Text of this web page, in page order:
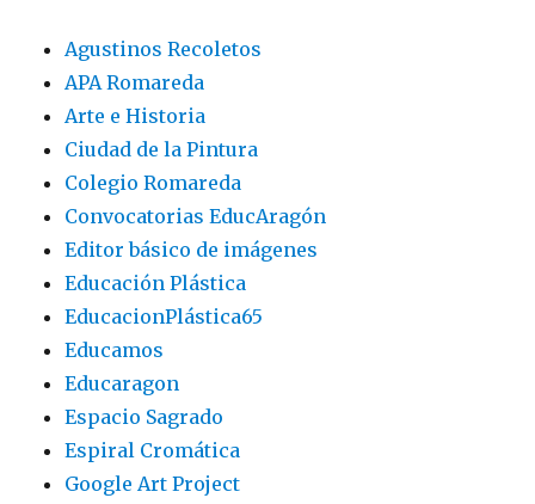
Agustinos Recoletos
APA Romareda
Arte e Historia
Ciudad de la Pintura
Colegio Romareda
Convocatorias EducAragón
Editor básico de imágenes
Educación Plástica
EducacionPlástica65
Educamos
Educaragon
Espacio Sagrado
Espiral Cromática
Google Art Project